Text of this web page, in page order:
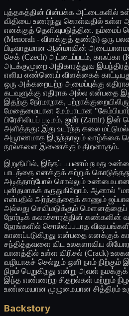
புத்தகத்தின் பின்பக்க அட்டைகளில்
விதியை உணர்ந்து கொள்வதில் உள்ள
எனக்குத் தெளிவுபடுத்தின.
(Menorah - விளக்குத் தண்டு) ஒரு
பிடிவாதமான ஆன்மாவின்
செக் (Czech) அட்டைப்படம், காஃப்கா
அடக்குமுறை அதிகாரத்துவ
எளிய எண்ணெய் விளக்கைக்
ஒரு அக்கறையற்ற அமைப்புக்கு
கடவுளுக்கு எதிராக அல்ல என்பதை
இதற்கு நேர்மாறாக,
மேதைமையான மேம்பாடான
பிரேசிலியப் படிமம், ஜமீர் (Zamir) இன்
அளித்தது: இது உயர்ந்த கலை
அபூரணமாக இருந்தாலும் வாழ்க்கை
நூல்களை இணைக்கும் திறனாகும்.
இறுதியில், இந்தப் பயணம் நமது
பாடத்தை எனக்குக் கற்றுக்
அடித்தாற்போல் சொல்லும் உண்மையான
புனிதமாகக் கருதுகிறோம். ஆனால்
என்பதில் அர்த்தத்தைக் காணும்
அல்லது செவிமடுக்கும் மௌனத்தைப்
நோர்டிக் கலாச்சாரத்தின் கண்களின்
நேரங்களில் சொல்லப்படாத
காணப்படுகிறது என்பதை எனக்குக்
சந்தித்தவளை விட உலகளாவிய
வானத்தில் உள்ள விரிசல் (Crack)
வழியாகச் செல்லும் ஒளி நாம்
நிறம் பெறுகிறது என்று அவள்
இந்த எண்ணற்ற சிதறல்கள் மற்றும்
உண்மையான முழுமையான சித்திரம்
Backstory